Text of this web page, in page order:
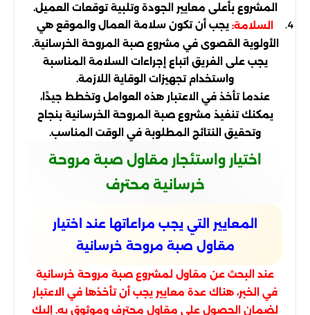
المشروع بأعلى معايير الجودة وتلبية توقعات العميل.
السلامة: يجب أن تكون سلامة العمال والموقع هي
الأولوية القصوى في مشروع صبة المروحة الخرسانية.
يجب على الفريق اتباع إجراءات السلامة المناسبة
واستخدام تجهيزات الوقاية اللازمة.
عندما تأخذ في الاعتبار هذه العوامل وتخطط جيدًا،
يمكنك تنفيذ مشروع صبة المروحة الخرسانية بنجاح
وتحقيق النتائج المطلوبة في الوقت المناسب.
اختيار واستئجار مقاول صبة مروحة
خرسانية محترف
المعايير التي يجب مراعاتها عند اختيار
مقاول صبة مروحة خرسانية
عند البحث عن مقاول لمشروع صبة مروحة خرسانية
في الخبر، هناك عدة معايير يجب أن تأخذها في الاعتبار
لضمان الحصول على مقاول محترف وموثوق به. إليك